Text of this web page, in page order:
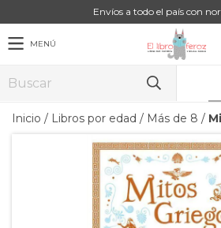
Envíos a todo el país con
MENÚ
Inicio / Libros por edad / Más de 8 /